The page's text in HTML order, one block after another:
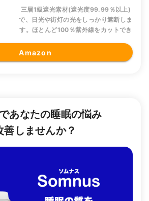
夜目隠し 2枚セットDeconovo 1級
遮光 ドレープカーテン 幅100cm
丈178cm ブラック 形態記憶加工済
ト おしゃれ 断熱 昼夜目隠し 2枚セ
ット
三層1級遮光素材(遮光度99.99％以上)
で、日光や街灯の光をしっかり遮断しま
す。ほとんど100％紫外線をカットでき
止もおすすめです。
Amazon
あなたの睡眠の悩み
善しませんか？